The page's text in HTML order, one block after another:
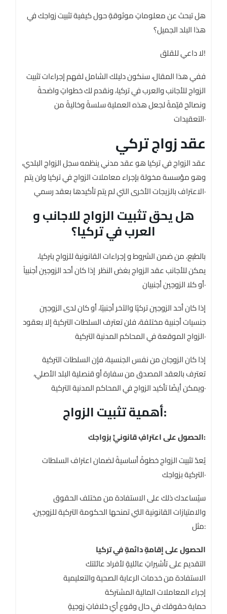
هل تبحث عن معلوماتٍ موثوقةٍ حول كيفية تثبيت زواجك في
هذا البلد الجميل؟
لا داعي للقلق!
ففي هذا المقال، سنكون دليلك الشامل لفهم إجراءات تثبيت
الزواج للأجانب والعرب في تركيا، ونقدم لك خطواتٍ واضحةً
ونصائح قيّمةً لجعل هذه العملية سلسةً وخاليةً من
التعقيدات·
عقد زواج تركي
عقد الزواج في تركيا هو عقد مدني ينظمه سجل الزواج البلدي،
وهو مؤسسة مخولة بإجراء معاملات الزواج في تركيا ولن يتم
الاعتراف بالزيجات الأخرى التي لم يتم تأكيدها بعقد رسمي·
هل يحق تثبيت الزواج للاجانب و
العرب في تركيا؟
بالطبع، من ضمن الشروط و إجراءات القانونية للزواج بتركيا،
يمكن للأجانب عقد الزواج بغض النظر إذا كان أحد الزوجين أجنبياً
أو كلا الزوجين أجنبيان·
إذا كان أحد الزوجين تركيًا والآخر أجنبيًا، أو كان لدى الزوجين
جنسيات أجنبية مختلفة، فلن تعترف السلطات التركية إلا بعقود
الزواج الموقعة في المحاكم المدنية التركية·
إذا كان الزوجان من نفس الجنسية، فإن السلطات التركية
تعترف بالعقد المصدق من سفارة أو قنصلية البلد الأصلي،
ويمكن أيضًا تأكيد الزواج في المحاكم المدنية التركية·
أهمية تثبيت الزواج:
الحصول على اعترافٍ قانونيٍّ بزواجك:
يُعدّ تثبيت الزواج خطوةً أساسيةً لضمان اعتراف السلطات
التركية بزواجك·
سيُساعدك ذلك على الاستفادة من مختلف الحقوق
والامتيازات القانونية التي تمنحها الحكومة التركية للزوجين،
مثل:
الحصول على إقامةٍ دائمةٍ في تركيا
التقديم على تأشيراتٍ عائليةٍ لأفراد عائلتك
الاستفادة من خدمات الرعاية الصحية والتعليمية
إجراء المعاملات المالية المشتركة
حماية حقوقك في حال وقوع أيّ خلافاتٍ زوجيةٍ